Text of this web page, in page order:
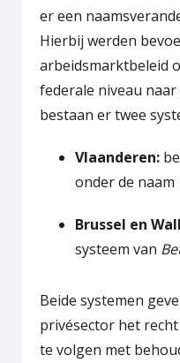
er een
Hierbij werden
arbeidsmarktbeleid
federale niveau naar
bestaan er twee
Vlaanderen:
onder de naam
Brussel en
systeem van
Beide systemen
privésector het
te volgen met